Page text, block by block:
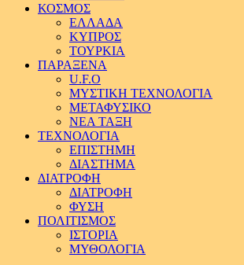
ΚΟΣΜΟΣ
ΕΛΛΑΔΑ
ΚΥΠΡΟΣ
ΤΟΥΡΚΙΑ
ΠΑΡΑΞΕΝΑ
U.F.O
ΜΥΣΤΙΚΗ ΤΕΧΝΟΛΟΓΙΑ
ΜΕΤΑΦΥΣΙΚΟ
ΝΕΑ ΤΑΞΗ
ΤΕΧΝΟΛΟΓΙΑ
ΕΠΙΣΤΗΜΗ
ΔΙΑΣΤΗΜΑ
ΔΙΑΤΡΟΦΗ
ΔΙΑΤΡΟΦΗ
ΦΥΣΗ
ΠΟΛΙΤΙΣΜΟΣ
ΙΣΤΟΡΙΑ
ΜΥΘΟΛΟΓΙΑ